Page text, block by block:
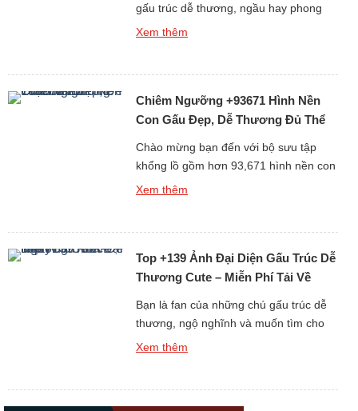
gấu trúc dễ thương, ngầu hay phong
cách 3D sống động? Album +397 ảnh
tượng của sự dễ thương và thân thiện,
[…]
Xem thêm
Chiêm Ngưỡng +93671 Hình Nền
Con Gấu Đẹp, Dễ Thương Đủ Thể
Chào mừng bạn đến với bộ sưu tập
khổng lồ gồm hơn 93,671 hình nền con
gấu đẹp, dễ thương và đa dạng thể loại
gấu không chỉ làm đẹp cho […]
Xem thêm
Top +139 Ảnh Đại Diện Gấu Trúc Dễ
Thương Cute – Miễn Phí Tải Về
Bạn là fan của những chú gấu trúc dễ
thương, ngộ nghĩnh và muốn tìm cho
mình một hình đại diện thật ấn tượng?
Xem thêm